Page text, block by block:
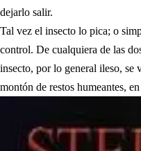
dejarlo salir.
Tal vez el insecto lo pica; o
control. De cualquiera de las
insecto, por lo general ileso, se
montón de restos humeantes,